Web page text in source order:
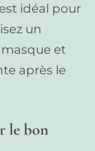
idéal pour
un
et
après le
le bon